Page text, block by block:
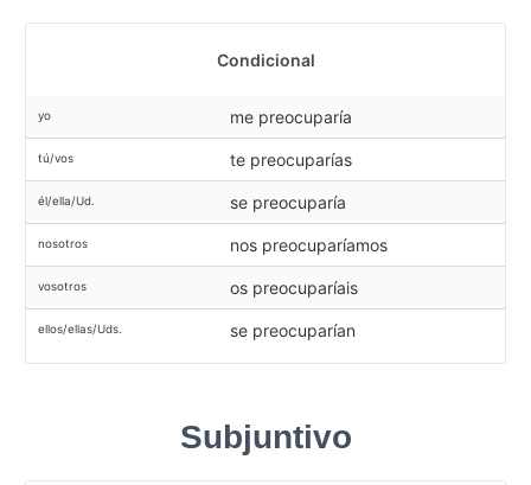
Condicional
yo me preocuparía
tú/vos te preocuparías
él/ella/Ud. se preocuparía
nosotros nos preocuparíamos
vosotros os preocuparíais
ellos/ellas/Uds. se preocuparían
Subjuntivo